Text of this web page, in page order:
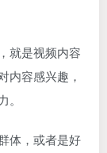
就是视频内容
内容感兴趣，
体，或者是好